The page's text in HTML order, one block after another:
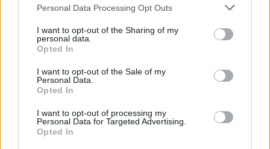
Please note that this website/app uses one or more Google
not limited to your visit or usage behaviour. You may click to
grant or deny consent to Google and its third-party tags to
use your data for below specified purposes in below Google
consent section.
Personal Data Processing Opt Outs
I want to opt-out of the Sharing of my
personal data.
Opted In
I want to opt-out of the Sale of my
Personal Data.
Opted In
I want to opt-out of processing my
Personal Data for Targeted Advertising.
Opted In
ΣΑΝ ΣΗΜΕΡΑ – 10 Αυγούστου 955:
Μάχη του Lechfeld, ο Όθων ο Μέγας
εξοντώνει τους Μαγυάρους